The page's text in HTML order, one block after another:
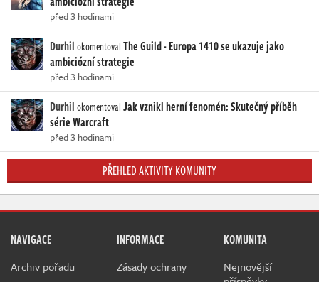
před 3 hodinami
DurhilokomentovalThe Guild - Europa 1410 se ukazuje jako
ambiciózní strategie
před 3 hodinami
DurhilokomentovalJak vznikl herní fenomén: Skutečný příběh
série Warcraft
před 3 hodinami
PŘEHLED AKTIVITY KOMUNITY
NAVIGACE
Archiv pořadu
INFORMACE
Zásady ochrany
KOMUNITA
Nejnovější